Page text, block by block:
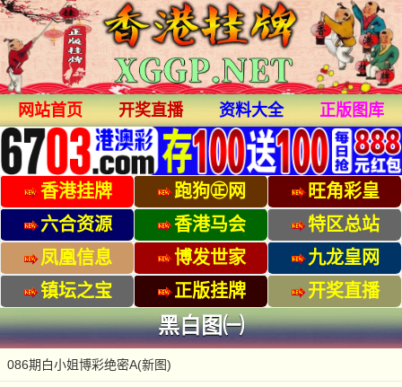
网站首页 开奖直播 资料大全 正版图库
香港挂牌 跑狗㊣网
旺角彩皇
六合资源
香港马会
特区总站
凤凰信息
博发世家
九龙皇网
镇坛之宝
正版挂牌 开奖直播
黑白图㈠
086期白小姐博彩绝密A(新图)